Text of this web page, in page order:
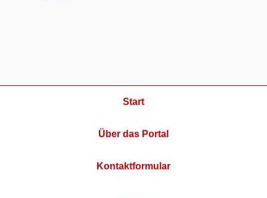
Start
Über das Portal
Kontaktformular